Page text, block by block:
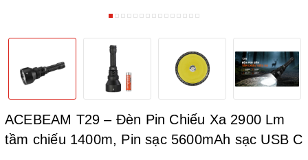
ACEBEAM T29 – Đèn Pin Chiếu Xa 2900 Lm
tầm chiếu 1400m, Pin sạc 5600mAh sạc USB C